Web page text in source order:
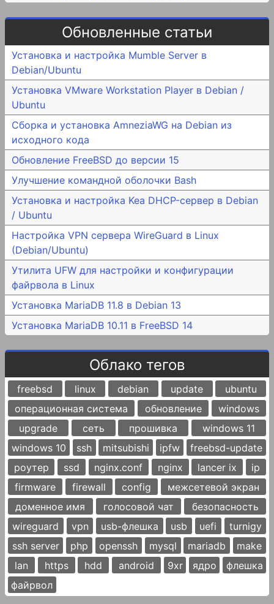
Обновленные статьи
Установка и настройка Mumble Server в
Debian/Ubuntu
Установка VMware Workstation Player в Debian /
Ubuntu
Сборка и установка AmneziaWG на Debian из
исходного кода
Обновление FreeBSD до версии 15
Улучшение командной оболочки Bash
Установка и настройка Kea DHCP-сервер в Debian
/ Ubuntu
Настройка VPN сервера WireGuard в Linux
(Debian/Ubuntu)
Утилита UFW для настройки и конфигурации
файрвола в Linux
Установка MariaDB 11.8 в Debian 13
Установка MariaDB 10.11 в FreeBSD 14
Облако тегов
freebsd linux debian update
ubuntu
операционная система
обновление
windows
upgrade
сеть прошивка
windows 11
windows 10
ssh mitsubishi ipfw
freebsd-update
роутер
ssd nginx.conf nginx lancer ix
ip
firmware
firewall config
межсетевой экран
доменное имя
голосовой чат
безопасность
wireguard
vpn usb-флешка usb uefi
turnigy
ssh server
php openssh mysql mariadb
make
lan
https hdd android 9xr ядро
флешка
файрвол